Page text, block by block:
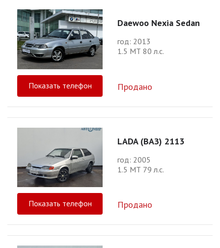
Daewoo Nexia Sedan
год: 2013
1.5 МТ 80 л.с.
Показать телефон Продано
LADA (ВАЗ) 2113
год: 2005
1.5 МТ 79 л.с.
Показать телефон Продано